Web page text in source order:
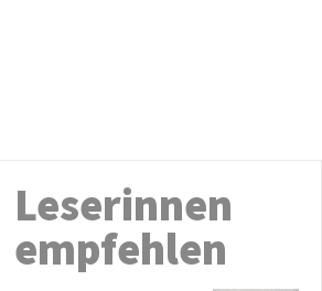
Leserinnen
empfehlen